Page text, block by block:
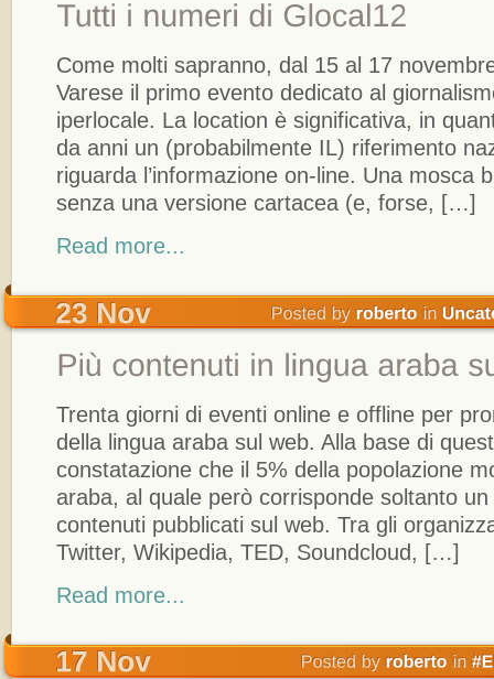
Come molti sapranno, dal 15 al 17
Varese il primo evento dedicato al
iperlocale. La location è significativa, in
da anni un (probabilmente IL) riferimento
riguarda l’informazione on-line. Una mosca
senza una versione cartacea (e, forse, […]
Read more...
Trenta giorni di eventi online e offline per
della lingua araba sul web. Alla base di
constatazione che il 5% della popolazione
araba, al quale però corrisponde soltanto
contenuti pubblicati sul web. Tra gli
Twitter, Wikipedia, TED, Soundcloud, […]
Read more...